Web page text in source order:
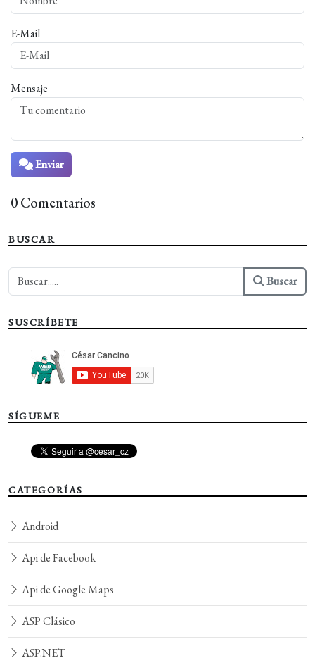
E-Mail
Mensaje
Enviar
0 Comentarios
BUSCAR
Buscar
SUSCRÍBETE
SÍGUEME
CATEGORÍAS
Android
Api de Facebook
Api de Google Maps
ASP Clásico
ASP.NET